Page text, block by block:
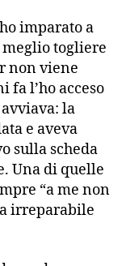
imparato a
togliere
non viene
l’ho acceso
la
e aveva
sulla scheda
Una di quelle
“a me non
irreparabile